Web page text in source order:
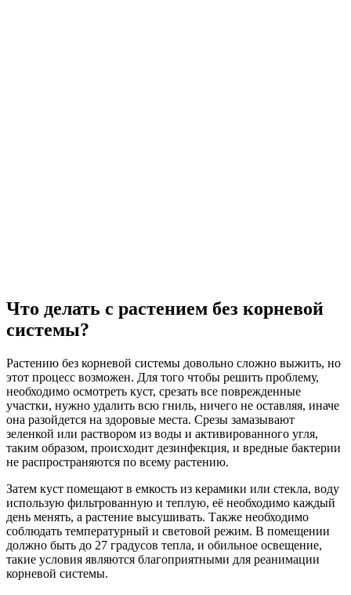
Что делать с растением без корневой
системы?
Растению без корневой системы довольно сложно выжить, но
этот процесс возможен. Для того чтобы решить проблему,
необходимо осмотреть куст, срезать все поврежденные
участки, нужно удалить всю гниль, ничего не оставляя, иначе
она разойдется на здоровые места. Срезы замазывают
зеленкой или раствором из воды и активированного угля,
таким образом, происходит дезинфекция, и вредные бактерии
не распространяются по всему растению.
Затем куст помещают в емкость из керамики или стекла, воду
использую фильтрованную и теплую, её необходимо каждый
день менять, а растение высушивать. Также необходимо
соблюдать температурный и световой режим. В помещении
должно быть до 27 градусов тепла, и обильное освещение,
такие условия являются благоприятными для реанимации
корневой системы.